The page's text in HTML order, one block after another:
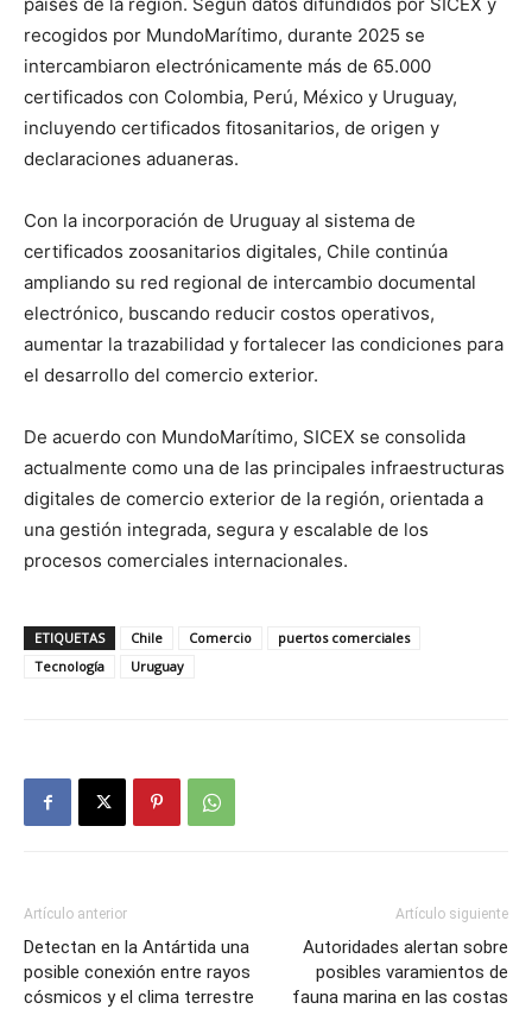
recogidos por MundoMarítimo, durante 2025 se
intercambiaron electrónicamente más de 65.000
certificados con Colombia, Perú, México y Uruguay,
incluyendo certificados fitosanitarios, de origen y
declaraciones aduaneras.
Con la incorporación de Uruguay al sistema de
certificados zoosanitarios digitales, Chile continúa
ampliando su red regional de intercambio documental
electrónico, buscando reducir costos operativos,
aumentar la trazabilidad y fortalecer las condiciones para
el desarrollo del comercio exterior.
De acuerdo con MundoMarítimo, SICEX se consolida
actualmente como una de las principales infraestructuras
digitales de comercio exterior de la región, orientada a
una gestión integrada, segura y escalable de los
procesos comerciales internacionales.
ETIQUETAS Chile Comercio
puertos comerciales
Tecnología
Uruguay
Artículo anterior
Detectan en la Antártida una
posible conexión entre rayos
cósmicos y el clima terrestre
Artículo siguiente
Autoridades alertan sobre
posibles varamientos de
fauna marina en las costas